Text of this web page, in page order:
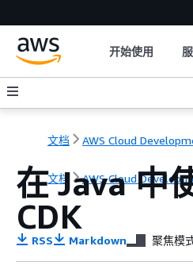
开始使用
文档 AWS Cloud
文档 AWS Cloud
在 Java 中
CDK
RSS Markdown 聚焦模